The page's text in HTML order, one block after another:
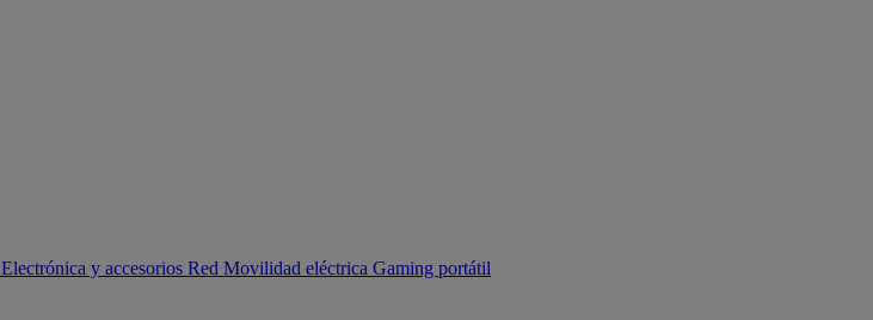
Electrónica y accesorios Red Movilidad eléctrica Gaming portátil